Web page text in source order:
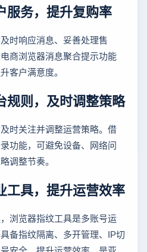
服务，提升复购率
时响应消息、妥善处理售
商浏览器消息聚合提示功能
客户满意度。
规则，及时调整策略
时关注并调整运营策略。借
功能，可避免设备、网络问
调整节奏。
工具，提升运营效率
浏览器指纹工具是多账号运
备指纹隔离、多开管理、IP切